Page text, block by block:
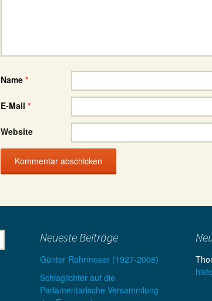
Name *
E-Mail *
Website
Neueste Beiträge
Günter Rohrmoser (1927-2008)
Schlaglichter auf die
Parlamentarische Versammlung